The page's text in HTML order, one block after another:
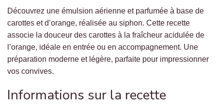
Découvrez une émulsion aérienne et parfumée à base de
carottes et d’orange, réalisée au siphon. Cette recette
associe la douceur des carottes à la fraîcheur acidulée de
l’orange, idéale en entrée ou en accompagnement. Une
préparation moderne et légère, parfaite pour impressionner
vos convives.
Informations sur la recette